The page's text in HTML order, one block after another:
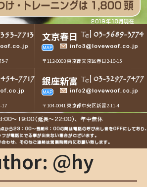
5-7
文京春日
〒112-0003 東京都文京区春日2-10-15
17
銀座新富
〒104-0041 東京都中央区新富2-11-4
@hy